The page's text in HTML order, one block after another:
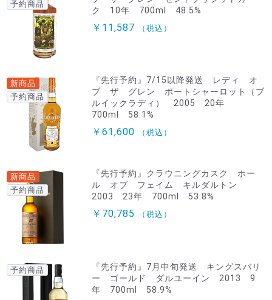
予約商品
ク 10年 700ml 48.5%
￥11,587 （税込）
新商品
予約商品
『先行予約』7/15以降発送 レディ オ
ブ ザ グレン ポートシャーロット（ブ
ルイックラディ） 2005 20年
700ml 58.1%
￥61,600 （税込）
新商品
予約商品
『先行予約』クラウニングカスク ホー
ル オブ フェイム キルダルトン
2003 23年 700ml 53.8%
￥70,785 （税込）
予約商品
『先行予約』7月中旬発送 キングスバリ
ー ゴールド ダルユーイン 2013 9
年 700ml 58.9%